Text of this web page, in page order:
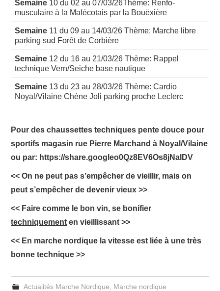
RUNNING
TRAIL
MARCHE NORDIQUE
FITNESS
Semaine 10 du 02 au 07/03/26Thème: Renfo-
musculaire à la Malécotais par la Bouëxière
Semaine 11 du 09 au 14/03/26 Thème: Marche libre
parking sud Forêt de Corbière
Semaine 12 du 16 au 21/03/26 Thème: Rappel
technique Vern/Seiche base nautique
Semaine 13 du 23 au 28/03/26 Thème: Cardio
Noyal/Vilaine Chéne Joli parking proche Leclerc
Pour des chaussettes techniques pente douce pour
sportifs magasin rue Pierre Marchand à Noyal/Vilaine
ou par: https://share.googleo0Qz8EV6Os8jNalDV
<< On ne peut pas s’empêcher de vieillir, mais on
peut s’empêcher de devenir vieux >>
<< Faire comme le bon vin, se bonifier
techniquement en vieillissant >>
<< En marche nordique la vitesse est liée à une très
bonne technique >>
Actualités Marche Nordique Marche nordique